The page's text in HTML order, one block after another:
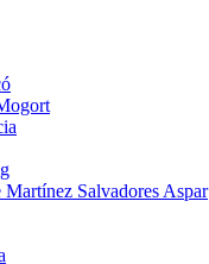
Salvadores Aspar